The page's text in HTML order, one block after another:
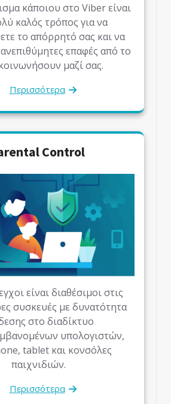
κάποιου στο Viber είναι
καλός τρόπος για να
το απόρρητό σας και να
επαφές από το
μαζί σας.
Περισσότερα
Control
είναι διαθέσιμοι στις
συσκευές με δυνατότητα
στο διαδίκτυο
υπολογιστών,
tablet και κονσόλες
παιχνιδιών.
Περισσότερα